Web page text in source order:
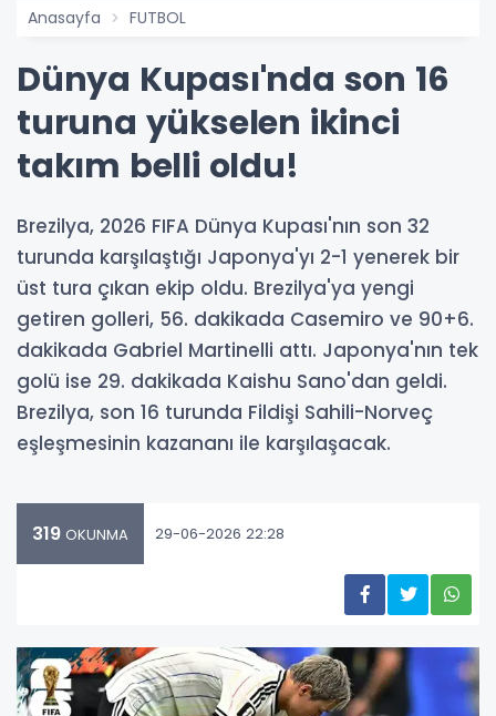
Anasayfa FUTBOL
Dünya Kupası'nda son 16
turuna yükselen ikinci
takım belli oldu!
Brezilya, 2026 FIFA Dünya Kupası'nın son 32
turunda karşılaştığı Japonya'yı 2-1 yenerek bir
üst tura çıkan ekip oldu. Brezilya'ya yengi
getiren golleri, 56. dakikada Casemiro ve 90+6.
dakikada Gabriel Martinelli attı. Japonya'nın tek
golü ise 29. dakikada Kaishu Sano'dan geldi.
Brezilya, son 16 turunda Fildişi Sahili-Norveç
eşleşmesinin kazananı ile karşılaşacak.
319 OKUNMA 29-06-2026 22:28